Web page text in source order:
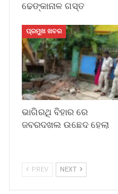
ଢେଙ୍କାନାଳ ଗସ୍ତ
ପ୍ରମୁଖ ଖବର
ଭାଗିରଥି ବିହାର ରେ
ଜବରଦଖଲ ଉଛେଦ ହେଲା
PREV NEXT